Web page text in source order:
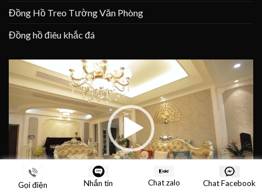
Đồng Hồ Treo Tường Văn Phòng
Đồng hồ điêu khắc đá
chơi
00:00 00:24
Gọi điện Nhắn tin Chat zalo Chat Facebook